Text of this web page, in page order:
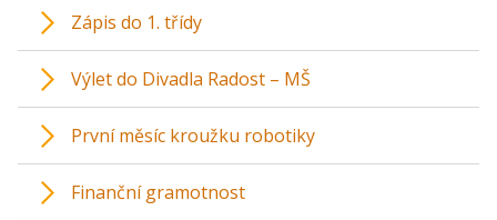
Zápis do 1. třídy
Výlet do Divadla Radost – MŠ
První měsíc kroužku robotiky
Finanční gramotnost